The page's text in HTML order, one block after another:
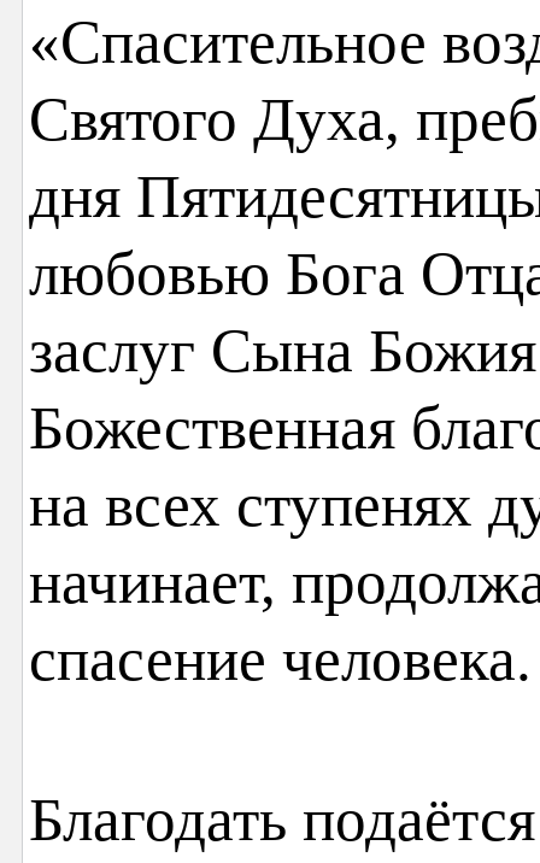
«Спасительное
Святого Духа,
дня
любовью Бога
заслуг Сына
Божественная
на всех ступенях
начинает,
спасение человека.
Благодать